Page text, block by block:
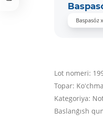
Baspasóz
Lot nomeri:
Topar:
Kategoriya:
Baslanǵısh